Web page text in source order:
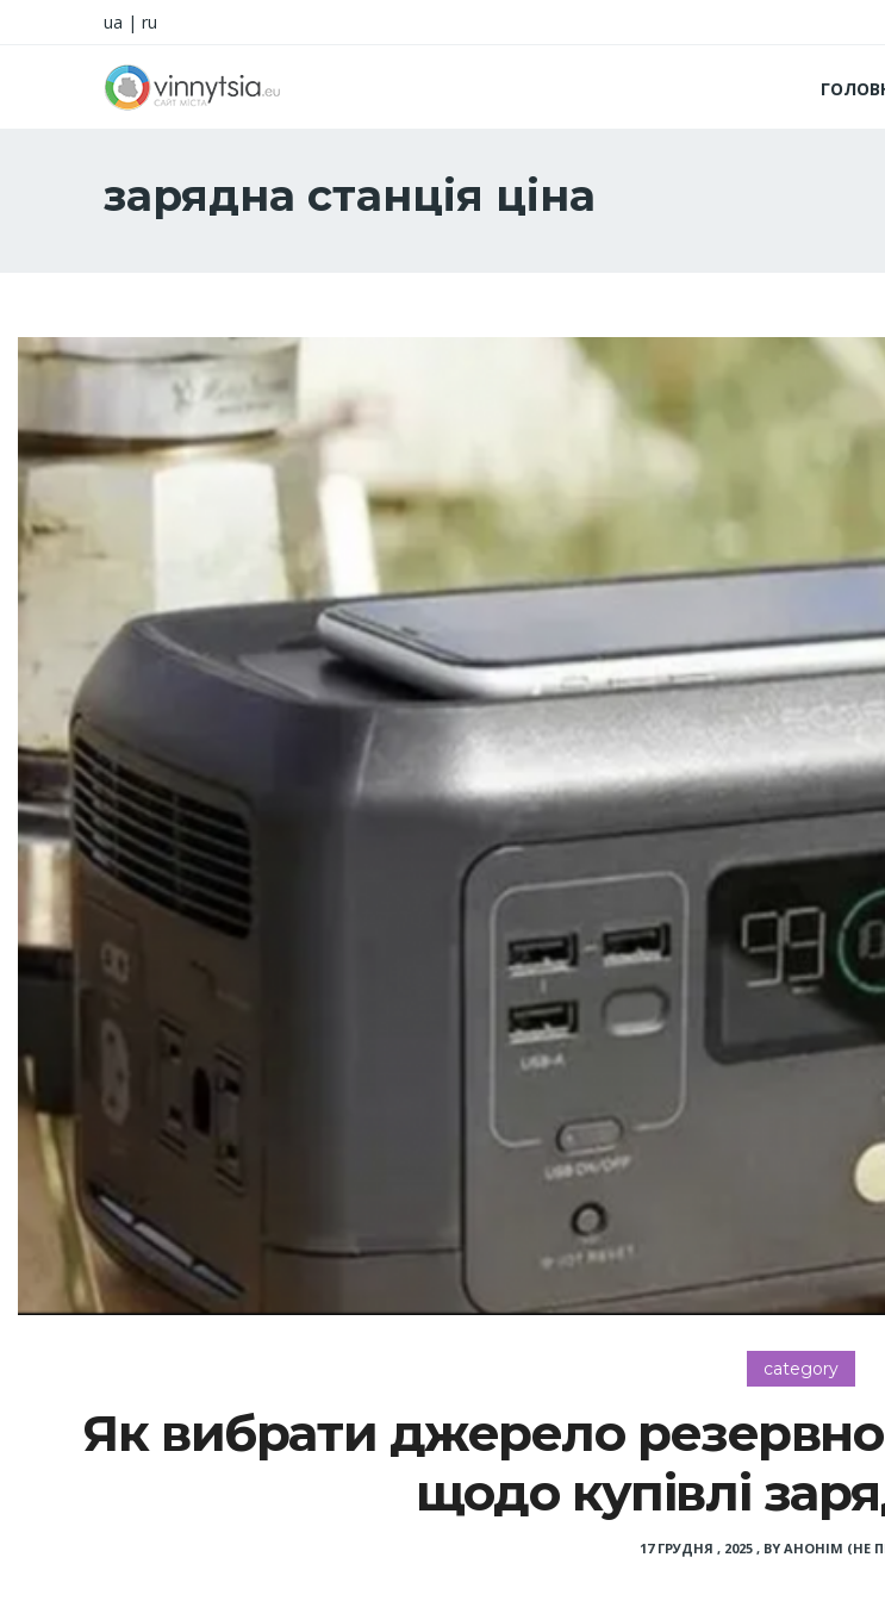
ua | ru
зарядна станція ціна
category
Як вибрати джерело
щодо купівлі
17 ГРУДНЯ , 2025 , BY АНОНІМ (НЕ